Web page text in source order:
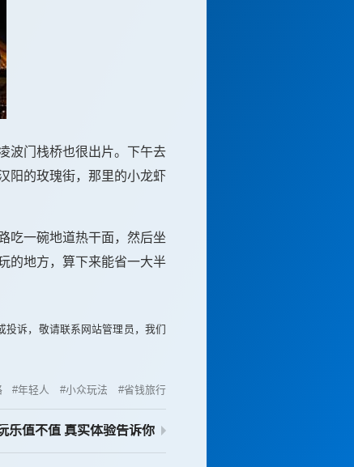
波门栈桥也很出片。下午去
阳的玫瑰街，那里的小龙虾
吃一碗地道热干面，然后坐
的地方，算下来能省一大半
诉，敬请联系网站管理员，我们
年轻人 小众玩法 省钱旅行
乐值不值 真实体验告诉你